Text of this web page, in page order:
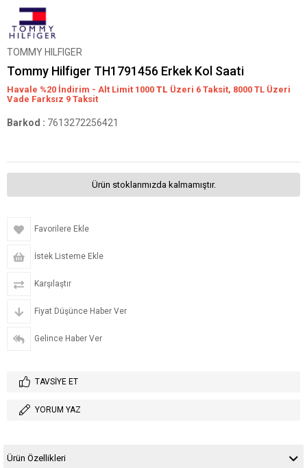
TOMMY HILFIGER
Tommy Hilfiger TH1791456 Erkek Kol Saati
Havale %20 İndirim - Alt Limit 1000 TL Üzeri 6 Taksit, 8000 TL Üzeri
Vade Farksız 9 Taksit
Barkod : 7613272256421
Ürün stoklarımızda kalmamıştır.
Favorilere Ekle
İstek Listeme Ekle
Karşılaştır
Fiyat Düşünce Haber Ver
Gelince Haber Ver
TAVSIYE ET
YORUM YAZ
Ürün Özellikleri